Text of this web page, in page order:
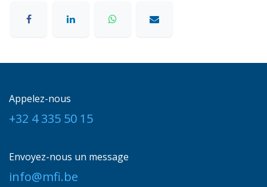
Appelez-nous
+32 4 335 50 15
Envoyez-nous un message
info@mfi.be